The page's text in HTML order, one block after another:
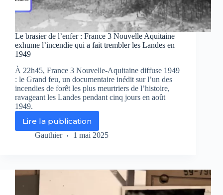
Aquitaine
Le brasier de l’enfer : France 3 Nouvelle Aquitaine
exhume l’incendie qui a fait trembler les Landes en
1949
À 22h45, France 3 Nouvelle-Aquitaine diffuse 1949
: le Grand feu, un documentaire inédit sur l’un des
incendies de forêt les plus meurtriers de l’histoire,
ravageant les Landes pendant cinq jours en août
1949.
Lire la publication
Le
brasier
France
Gauthier 1 mai 2025